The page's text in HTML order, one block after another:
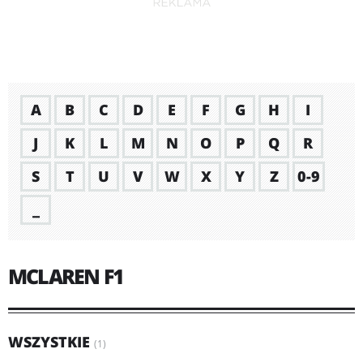
A B C D E F G H
I
J
K L M N O P Q
R
S
T U V W X Y Z
0-9
MCLAREN F1
WSZYSTKIE (1)